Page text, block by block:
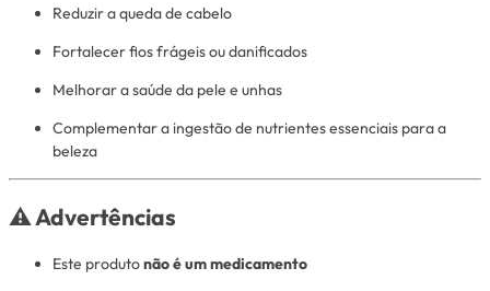
Reduzir a queda de cabelo
Fortalecer fios frágeis ou danificados
Melhorar a saúde da pele e unhas
Complementar a ingestão de nutrientes essenciais para a
beleza
⚠️ Advertências
Este produtonão é um medicamento